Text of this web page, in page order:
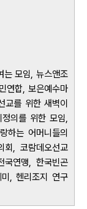
는 모임, 뉴스앤조
연합, 보은예수마
교를 위한 새벽이
의를 위한 모임,
하는 어머니들의
회, 코람데오선교
연맹, 한국빈곤
미, 헨리조지 연구